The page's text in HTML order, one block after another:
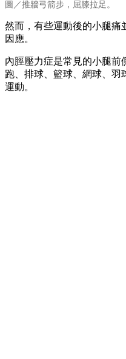
圖／推牆弓箭步，屈膝拉足。
然而，有些運動後的小腿痛
因應。
內脛壓力症是常見的小腿前
跑、排球、籃球、網球、羽
運動。